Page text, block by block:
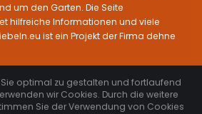
um den Garten. Die Seite
hilfreiche Informationen und viele
ist ein Projekt der Firma dehne
optimal zu gestalten und fortlaufend
wir Cookies. Durch die weitere
Sie der Verwendung von Cookies